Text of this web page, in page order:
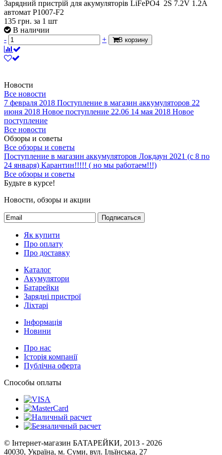
Зарядний пристрій для акумуляторів LiFePO4 2S 7.2V 1.2А
автомат P1007-F2
135 грн. за 1 шт
В наличии
-
+ В корзину
Новости
Все новости
7 февраля 2018 Поступление в магазин аккумуляторов 22
июня 2018 Новое поступление 22.06 14 мая 2018 Новое
поступление
Все новости
Обзоры и советы
Все обзоры и советы
Поступление в магазин аккумуляторов Локдаун 2021 (с 8 по
24 января) Карантин!!!!! ( но мы работаем!!!)
Все обзоры и советы
Будьте в курсе!
Новости, обзоры и акции
Подписаться
Як купити
Про оплату
Про доставку
Каталог
Акумулятори
Батарейки
Зарядні пристрої
Ліхтарі
Інформація
Новини
Про нас
Історія компанії
Публічна оферта
Способы оплаты
© Інтернет-магазин БАТАРЕЙКИ, 2013 - 2026
40030, Україна, м. Суми, вул. Ільїнська, 27